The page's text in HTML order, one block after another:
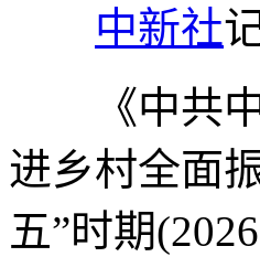
中新社
《中共中
进乡村全面
五”时期